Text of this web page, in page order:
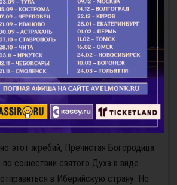
Нина, просветительница
этот жребий, Пречистая Богородица
по сошествии святого Духа в виде
в Иберийскую страну. Но